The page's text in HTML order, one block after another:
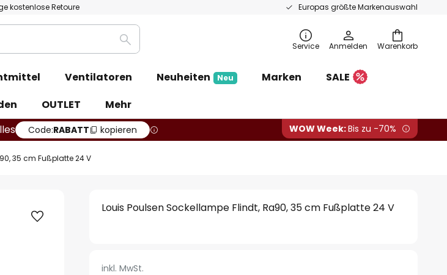
kostenlose Retoure Europas größte Markenauswahl
Warenkorb
Suche Service Anmelden
Ventilatoren Neuheiten Neu Marken
SALE
OUTLET
Mehr
Code:RABATT kopieren WOW Week:Bis zu -70%
35 cm Fußplatte 24 V
Louis Poulsen Sockellampe Flindt, Ra90, 35 cm Fußplatte 24 V
inkl. MwSt.